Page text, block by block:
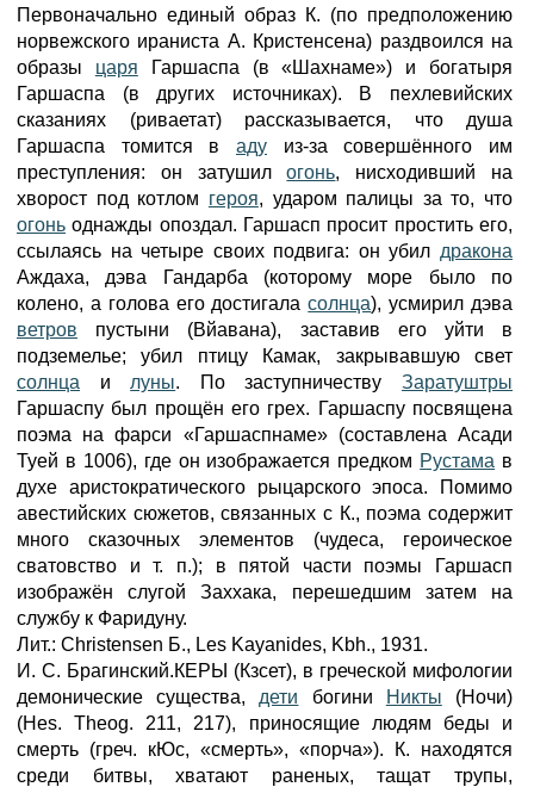
Первоначально единый образ К. (по предположению
норвежского ираниста А. Кристенсена) раздвоился на
образы царя Гаршаспа (в «Шахнаме») и богатыря
Гаршаспа (в других источниках). В пехлевийских
сказаниях (риваетат) рассказывается, что душа
Гаршаспа томится в аду из-за совершённого им
преступления: он затушилогонь, нисходивший на
хворост под котлом героя, ударом палицы за то, что
огонь однажды опоздал. Гаршасп просит простить его,
ссылаясь на четыре своих подвига: он убил дракона
Аждаха, дэва Гандарба (которому море было по
колено, а голова его достигаласолнца), усмирил дэва
ветров пустыни (Вйавана), заставив его уйти в
подземелье; убил птицу Камак, закрывавшую свет
солнца и луны. По заступничествуЗаратуштры
Гаршаспу был прощён его грех. Гаршаспу посвящена
поэма на фарси «Гаршаспнаме» (составлена Асади
Туей в 1006), где он изображается предком Рустама в
духе аристократического рыцарского эпоса. Помимо
авестийских сюжетов, связанных с К., поэма содержит
много сказочных элементов (чудеса, героическое
сватовство и т. п.); в пятой части поэмы Гаршасп
изображён слугой Заххака, перешедшим затем на
службу к Фаридуну.
Лит.: Christensen Б., Les Kayanides, Kbh., 1931.
И. С. Брагинский.КЕРЫ (Кзсет), в греческой мифологии
демонические существа, дети богини Никты (Ночи)
(Hes. Theog. 211, 217), приносящие людям беды и
смерть (греч. кЮс, «смерть», «порча»). К. находятся
среди битвы, хватают раненых, тащат трупы,